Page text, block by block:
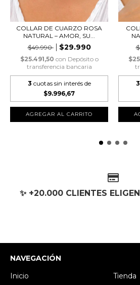
COLLAR DE CUARZO ROSA
NATURAL – AMOR, SU...
$49.990
$29.990
$25.491,50 con Depósito o
transferencia bancaria
3 cuotas sin interés de
$9.996,67
3
✨ +20.000 CLIENTES
NAVEGACIÓN
Inicio
Tienda